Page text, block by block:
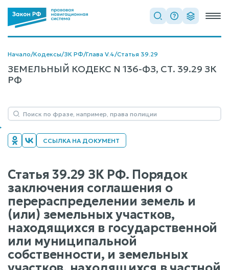
Начало/Кодексы/ЗК РФ/Глава V.4/Статья 39.29
ЗЕМЕЛЬНЫЙ КОДЕКС N 136-ФЗ, СТ. 39.29 ЗК
РФ
ССЫЛКА НА ДОКУМЕНТ
Статья 39.29 ЗК РФ. Порядок
заключения соглашения о
перераспределении земель и
(или) земельных участков,
находящихся в государственной
или муниципальной
собственности, и земельных